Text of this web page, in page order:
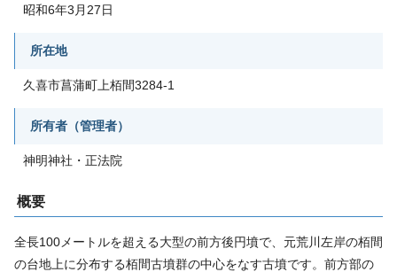
昭和6年3月27日
所在地
久喜市菖蒲町上栢間3284-1
所有者（管理者）
神明神社・正法院
概要
全長100メートルを超える大型の前方後円墳で、元荒川左岸の栢間
の台地上に分布する栢間古墳群の中心をなす古墳です。前方部の